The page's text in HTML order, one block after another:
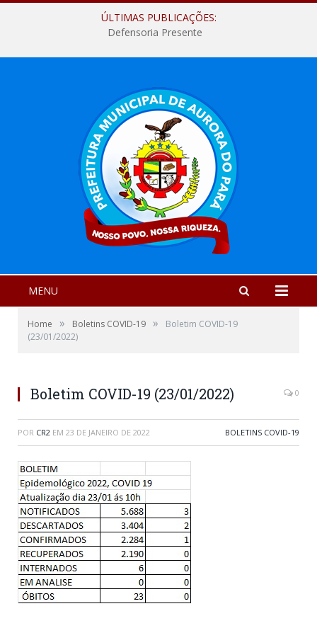
ÚLTIMAS PUBLICAÇÕES:
Defensoria Presente
MENU
Home » Boletins COVID-19 »
Boletim COVID-19
(23/01/2022)
Boletim COVID-19 (23/01/2022) 0
POR CR2 EM 23 DE JANEIRO DE 2022 BOLETINS COVID-19